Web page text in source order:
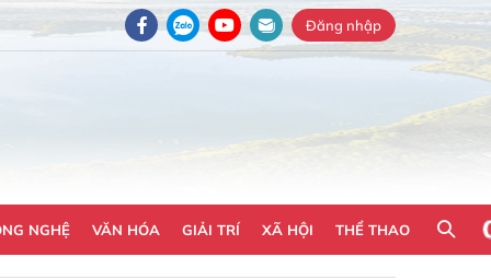
Đăng nhập
NGHỆ VĂN HÓA GIẢI TRÍ XÃ HỘI THỂ THAO